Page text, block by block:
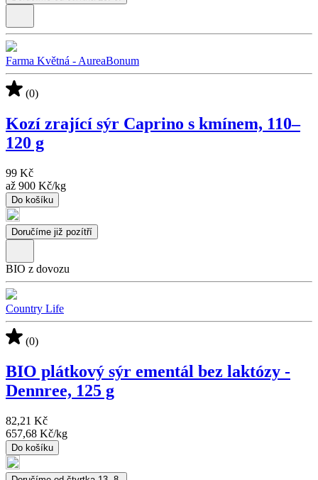
Farma Květná - AureaBonum
(0)
Kozí zrající sýr Caprino s kmínem, 110–
120 g
99 Kč
až 900 Kč/kg
Do košíku
Doručíme již pozítří
BIO z dovozu
Country Life
(0)
BIO plátkový sýr ementál bez laktózy -
Dennree, 125 g
82,21 Kč
657,68 Kč/kg
Do košíku